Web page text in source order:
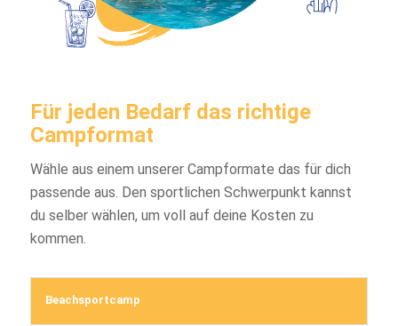
Für jeden Bedarf das richtige
Campformat
Wähle aus einem unserer Campformate das für dich
passende aus. Den sportlichen Schwerpunkt kannst
du selber wählen, um voll auf deine Kosten zu
kommen.
Beachsportcamp